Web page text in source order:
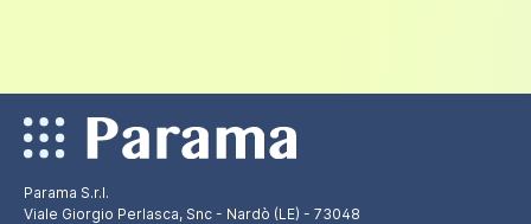
Parama S.r.l.
Viale Giorgio Perlasca, Snc - Nardò (LE) - 73048